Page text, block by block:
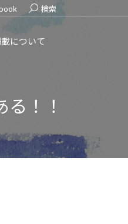
Search:
検索
について
！！